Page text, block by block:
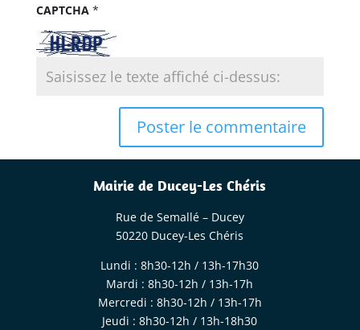
CAPTCHA *
Mairie de Ducey-Les Chéris
Rue de Semallé – Ducey
50220 Ducey-Les Chéris
Lundi : 8h30-12h / 13h-17h30
Mardi : 8h30-12h / 13h-17h
Mercredi : 8h30-12h / 13h-17h
Jeudi : 8h30-12h / 13h-18h30